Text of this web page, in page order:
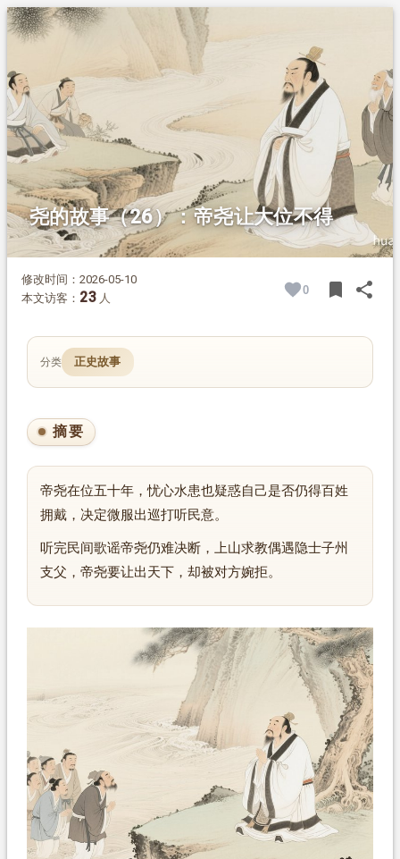
1.摘要
2.正文
尧的故事（26）：帝尧让大位不得
修改时间：2026-05-10
本文访客： 23 人
0 bookmark share
分类 正史故事
摘要
帝尧在位五十年，忧心水患也疑惑自己是否仍得百姓
拥戴，决定微服出巡打听民意。
听完民间歌谣帝尧仍难决断，上山求教偶遇隐士子州
支父，帝尧要让出天下，却被对方婉拒。